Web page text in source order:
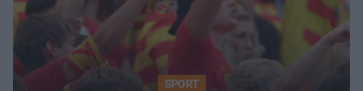
SPORT